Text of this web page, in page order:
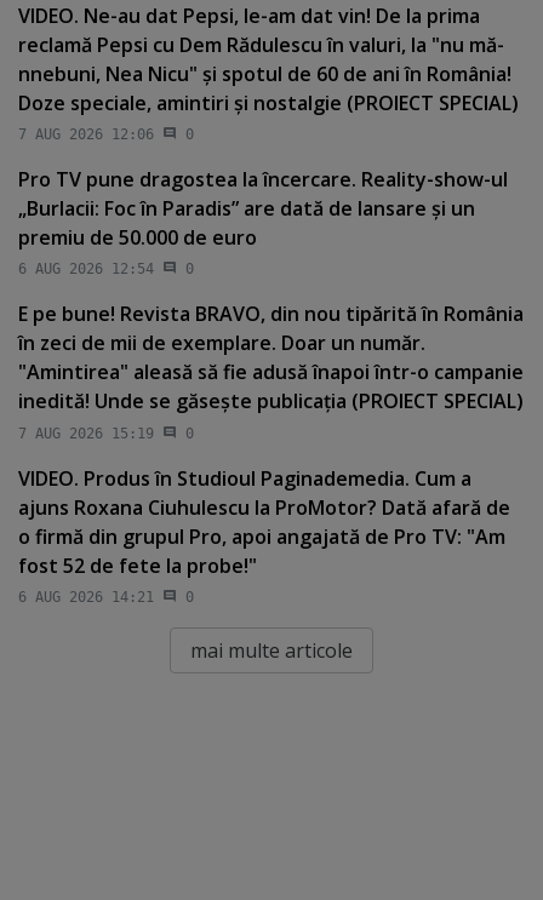
VIDEO. Ne-au dat Pepsi, le-am dat vin! De la prima
reclamă Pepsi cu Dem Rădulescu în valuri, la "nu mă-
nnebuni, Nea Nicu" şi spotul de 60 de ani în România!
Doze speciale, amintiri şi nostalgie (PROIECT SPECIAL)
7 AUG 2026 12:06 0
Pro TV pune dragostea la încercare. Reality-show-ul
„Burlacii: Foc în Paradis” are dată de lansare şi un
premiu de 50.000 de euro
6 AUG 2026 12:54 0
E pe bune! Revista BRAVO, din nou tipărită în România
în zeci de mii de exemplare. Doar un număr.
"Amintirea" aleasă să fie adusă înapoi într-o campanie
inedită! Unde se găseşte publicaţia (PROIECT SPECIAL)
7 AUG 2026 15:19 0
VIDEO. Produs în Studioul Paginademedia. Cum a
ajuns Roxana Ciuhulescu la ProMotor? Dată afară de
o firmă din grupul Pro, apoi angajată de Pro TV: "Am
fost 52 de fete la probe!"
6 AUG 2026 14:21 0
mai multe articole